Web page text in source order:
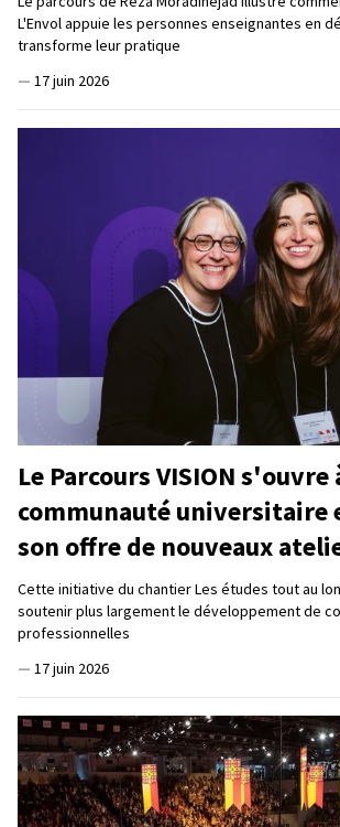
L'Envol appuie les personnes enseignantes en
transforme leur pratique
— 17 juin 2026
Le Parcours VISION
communauté universitaire
son offre de nouveaux
Cette initiative du chantier Les études tout au
soutenir plus largement le développement de
professionnelles
— 17 juin 2026